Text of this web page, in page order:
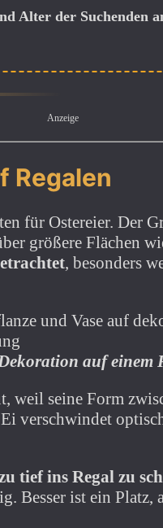
Alter der Suchenden
Anzeige
Regalen
für Ostereier. Der
größere Flächen
, besonders
auf einem
weil seine Form
verschwindet
tief ins Regal zu
Besser ist ein Platz,